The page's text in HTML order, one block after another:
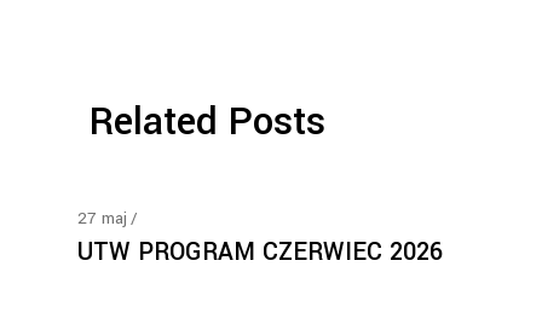
Related Posts
27 maj
UTW PROGRAM CZERWIEC 2026